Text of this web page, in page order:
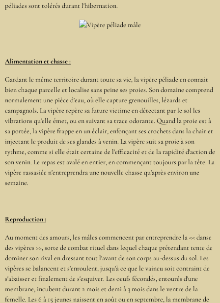
péliades sont tolérés durant l'hibernation.
Alimentation et chasse :
Gardant le même territoire durant toute sa vie, la vipère péliade en connait
bien chaque parcelle et localise sans peine ses proies. Son domaine comprend
normalement une pièce d'eau, où elle capture grenouilles, lézards et
campagnols. La vipère repère sa future victime en détectant par le sol les
vibrations qu'elle émet, ou en suivant sa trace odorante. Quand la proie est à
sa portée, la vipère frappe en un éclair, enfonçant ses crochets dans la chair et
injectant le produit de ses glandes à venin. La vipère suit sa proie à son
rythme, comme si elle était certaine de l'efficacité et de la rapidité d'action de
son venin. Le repas est avalé en entier, en commençant toujours par la tête. La
vipère rassasiée n'entreprendra une nouvelle chasse qu'après environ une
semaine.
Reproduction :
Au moment des amours, les mâles commencent par entreprendre la << danse
des vipères >>, sorte de combat rituel dans lequel chaque prétendant tente de
dominer son rival en dressant tout l'avant de son corps au-dessus du sol. Les
vipères se balancent et s'enroulent, jusqu'à ce que le vaincu soit contraint de
s'abaisser et finalement de s'esquiver. Les oeufs fécondés, entourés d'une
membrane, incubent durant 2 mois et demi à 3 mois dans le ventre de la
femelle. Les 6 à 15 jeunes naissent en août ou en septembre, la membrane de